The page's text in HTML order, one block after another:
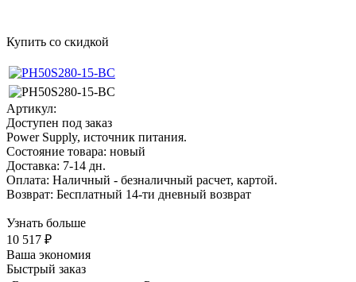
Купить со скидкой
Артикул:
Доступен под заказ
Power Supply, источник питания.
Состояние товара: новый
Доставка: 7-14 дн.
Оплата: Наличный - безналичный расчет, картой.
Возврат: Бесплатный 14-ти дневный возврат
Узнать больше
10 517 ₽
Ваша экономия
Быстрый заказ